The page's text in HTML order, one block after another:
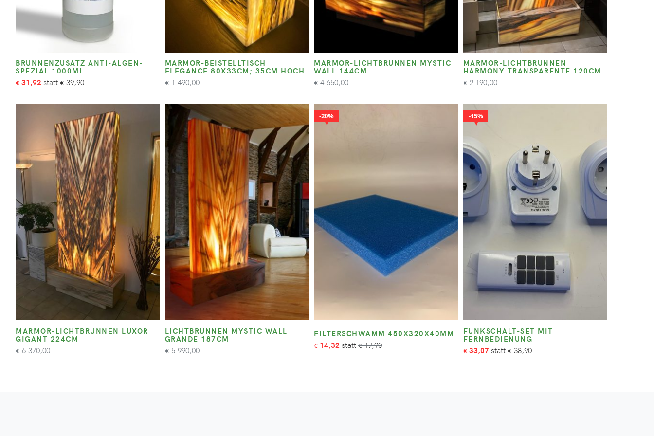
BRUNNENZUSATZ ANTI-ALGEN-
SPEZIAL 1000ML
€ 31,92 €39,90
MARMOR-BEISTELLTISCH
ELEGANCE 80X33CM; 35CM HOCH
€ 1.490,00
MARMOR-LICHTBRUNNEN MYSTIC
WALL 144CM
€ 4.650,00
MARMOR-LICHTBRUNNEN
HARMONY TRANSPARENTE 120CM
€ 2.190,00
MARMOR-LICHTBRUNNEN LUXOR
GIGANT 224CM
€ 6.370,00
LICHTBRUNNEN MYSTIC WALL
GRANDE 187CM
€ 5.990,00
20%
FILTERSCHWAMM 450X320X40MM
€ 14,32 €17,90
15%
FUNKSCHALT-SET MIT
FERNBEDIENUNG
€33,07 €38,90